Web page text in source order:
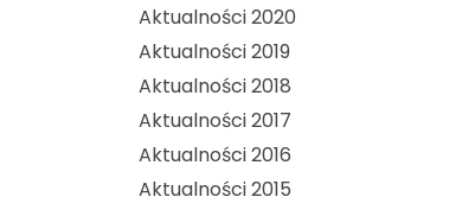
Aktualności 2020
Aktualności 2019
Aktualności 2018
Aktualności 2017
Aktualności 2016
Aktualności 2015